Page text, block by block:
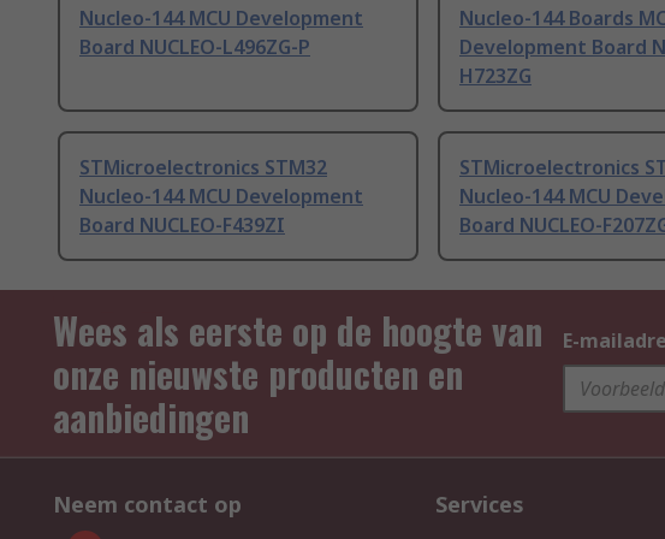
Nucleo-144 MCU Development
Board NUCLEO-L496ZG-P
Nucleo-144 Boards
Development Board
H723ZG
STMicroelectronics STM32
Nucleo-144 MCU Development
Board NUCLEO-F439ZI
STMicroelectronics
Nucleo-144 MCU
Board NUCLEO-
Wees als eerste op de hoogte van
onze nieuwste producten en
aanbiedingen
E-
Neem contact op Services